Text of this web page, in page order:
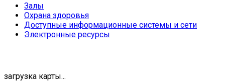
Залы
Охрана здоровья
Доступные информационные системы и сети
Электронные ресурсы
загрузка карты...